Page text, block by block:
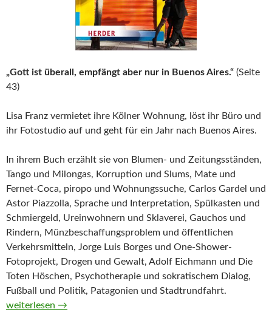
„Gott ist überall, empfängt aber nur in Buenos Aires.“ (Seite
43)
Lisa Franz vermietet ihre Kölner Wohnung, löst ihr Büro und
ihr Fotostudio auf und geht für ein Jahr nach Buenos Aires.
In ihrem Buch erzählt sie von Blumen- und Zeitungsständen,
Tango und Milongas, Korruption und Slums, Mate und
Fernet-Coca, piropo und Wohnungssuche, Carlos Gardel und
Astor Piazzolla, Sprache und Interpretation, Spülkasten und
Schmiergeld, Ureinwohnern und Sklaverei, Gauchos und
Rindern, Münzbeschaffungsproblem und öffentlichen
Verkehrsmitteln, Jorge Luis Borges und One-Shower-
Fotoprojekt, Drogen und Gewalt, Adolf Eichmann und Die
Toten Höschen, Psychotherapie und sokratischem Dialog,
Fußball und Politik, Patagonien und Stadtrundfahrt.
Ein Jahr in Buenos Aires von Lisa Franz
weiterlesen →